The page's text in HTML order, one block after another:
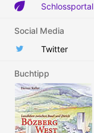
Schlossportal
Social Media
Twitter
Buchtipp